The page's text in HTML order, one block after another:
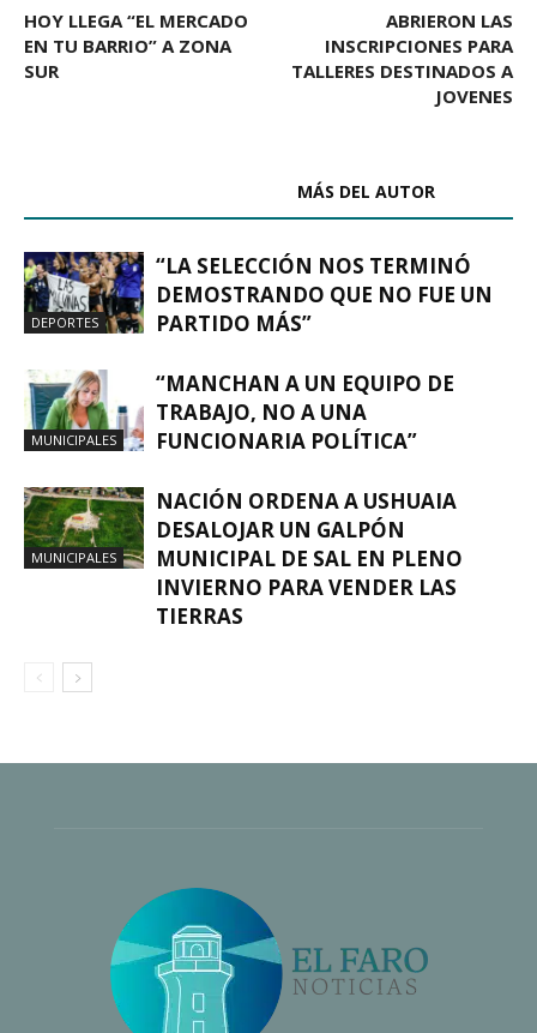
HOY LLEGA “EL MERCADO
EN TU BARRIO” A ZONA
SUR
ABRIERON LAS
INSCRIPCIONES PARA
TALLERES DESTINADOS A
JOVENES
MÁS DEL AUTOR
DEPORTES
“LA SELECCIÓN NOS TERMINÓ
DEMOSTRANDO QUE NO FUE UN
PARTIDO MÁS”
MUNICIPALES
“MANCHAN A UN EQUIPO DE
TRABAJO, NO A UNA
FUNCIONARIA POLÍTICA”
MUNICIPALES
NACIÓN ORDENA A USHUAIA
DESALOJAR UN GALPÓN
MUNICIPAL DE SAL EN PLENO
INVIERNO PARA VENDER LAS
TIERRAS